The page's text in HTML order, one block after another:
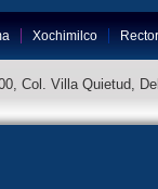
Xochimilco
Col. Villa Quietud,